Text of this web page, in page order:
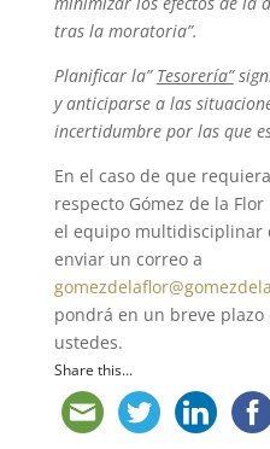
tras la moratoria”.
Planificar la” Tesorería”
y anticiparse a las
incertidumbre por las que
En el caso de que
respecto Gómez de la
el equipo multidisciplinar
enviar un correo a
pondrá en un breve
ustedes.
Share this...